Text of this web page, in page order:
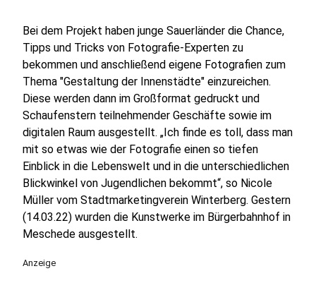
Bei dem Projekt haben junge Sauerländer die Chance,
Tipps und Tricks von Fotografie-Experten zu
bekommen und anschließend eigene Fotografien zum
Thema "Gestaltung der Innenstädte" einzureichen.
Diese werden dann im Großformat gedruckt und
Schaufenstern teilnehmender Geschäfte sowie im
digitalen Raum ausgestellt. „Ich finde es toll, dass man
mit so etwas wie der Fotografie einen so tiefen
Einblick in die Lebenswelt und in die unterschiedlichen
Blickwinkel von Jugendlichen bekommt“, so Nicole
Müller vom Stadtmarketingverein Winterberg. Gestern
(14.03.22) wurden die Kunstwerke im Bürgerbahnhof in
Meschede ausgestellt.
Anzeige